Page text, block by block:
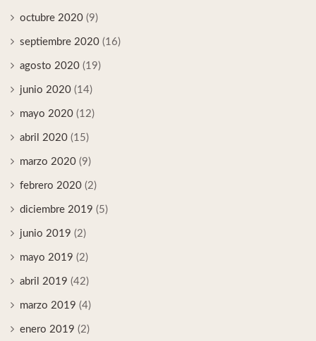
octubre 2020 (9)
septiembre 2020 (16)
agosto 2020 (19)
junio 2020 (14)
mayo 2020 (12)
abril 2020 (15)
marzo 2020 (9)
febrero 2020 (2)
diciembre 2019 (5)
junio 2019 (2)
mayo 2019 (2)
abril 2019 (42)
marzo 2019 (4)
enero 2019 (2)